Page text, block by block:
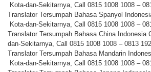
Kota-dan-Sekitarnya, Call 0815 1008 1008 –
Translator Tersumpah Bahasa Spanyol
Kota-dan-Sekitarnya, Call 0815 1008 1008 –
Translator Tersumpah Bahasa China Indonesia
dan-Sekitarnya, Call 0815 1008 1008 – 0813
Translator Tersumpah Bahasa Mandarin
Kota-dan-Sekitarnya, Call 0815 1008 1008 –